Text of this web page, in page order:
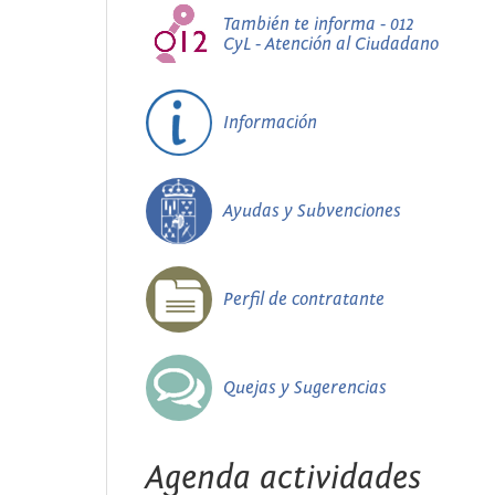
También te informa - 012
CyL - Atención al Ciudadano
Información
Ayudas y Subvenciones
Perfil de contratante
Quejas y Sugerencias
Agenda actividades